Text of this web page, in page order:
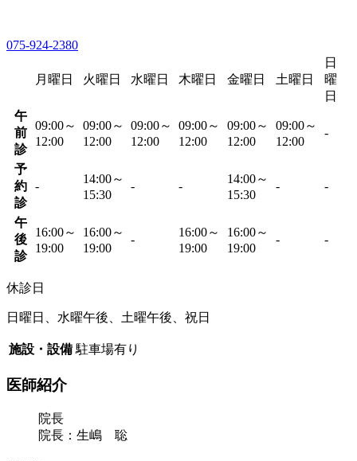
075-924-2380
月曜日 火曜日 水曜日 木曜日 金曜日 土曜日
日
曜
日
午
前
診
09:00～
12:00
09:00～
12:00
09:00～
12:00
09:00～
12:00
09:00～
12:00
09:00～
12:00
-
予
約
診
-
14:00～
15:30
- -
14:00～
15:30
- -
午
後
診
16:00～
19:00
16:00～
19:00
-
16:00～
19:00
16:00～
19:00
- -
休診日
日曜日、水曜午後、土曜午後、祝日
施設・設備 駐車場有り
医師紹介
院長
院長：生嶋 聡